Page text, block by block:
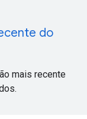
do
mais recente